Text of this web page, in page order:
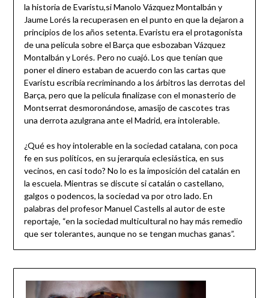
la historia de Evaristu,si Manolo Vázquez Montalbán y
Jaume Lorés la recuperasen en el punto en que la dejaron a
principios de los años setenta.Evaristu era el protagonista
de una película sobre el Barça que esbozaban Vázquez
Montalbán y Lorés. Pero no cuajó. Los que tenían que
poner el dinero estaban de acuerdo con las cartas que
Evaristu escribía recriminando a los árbitros las derrotas del
Barça, pero que la película finalizase con el monasterio de
Montserrat desmoronándose, amasijo de cascotes tras
una derrota azulgrana ante el Madrid, era intolerable.
¿Qué es hoy intolerable en la sociedad catalana, con poca
fe en sus políticos, en su jerarquía eclesiástica, en sus
vecinos, en casi todo? No lo es la imposición del catalán en
la escuela. Mientras se discute si catalán o castellano,
galgos o podencos, la sociedad va por otro lado. En
palabras del profesor Manuel Castells al autor de este
reportaje, “en la sociedad multicultural no hay más remedio
que ser tolerantes, aunque no se tengan muchas ganas”.